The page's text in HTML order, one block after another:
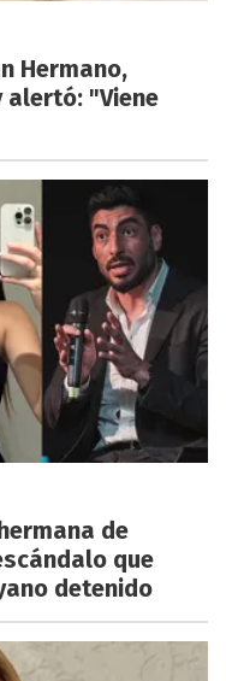
Hermano,
alertó: "Viene
de
que
detenido